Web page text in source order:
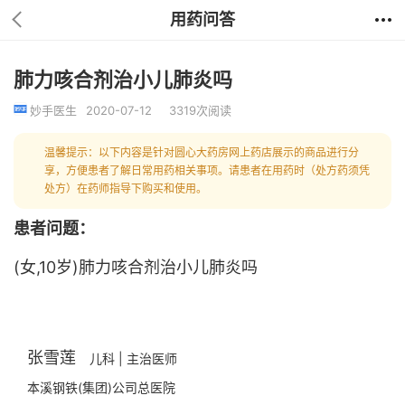
用药问答
肺力咳合剂治小儿肺炎吗
妙手医生 2020-07-12 3319次阅读
温馨提示：以下内容是针对圆心大药房网上药店展示的商品进行分
享，方便患者了解日常用药相关事项。请患者在用药时（处方药须凭
处方）在药师指导下购买和使用。
患者问题：
(女,10岁)肺力咳合剂治小儿肺炎吗
张雪莲
儿科 | 主治医师
本溪钢铁(集团)公司总医院